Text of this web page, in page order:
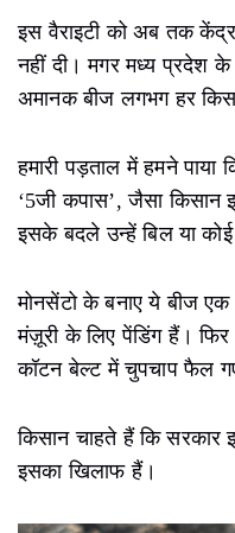
इस वैराइटी को अब तक
नहीं दी। मगर मध्य प्रदेश
अमानक बीज लगभग हर
हमारी पड़ताल में हमने
‘5जी कपास’, जैसा
इसके बदले उन्हें बिल या कोई
मोनसेंटो के बनाए ये बीज
मंज़ूरी के लिए पेंडिंग हैं।
कॉटन बेल्ट में चुपचाप फैल
किसान चाहते हैं कि सरकार
इसका खिलाफ हैं।